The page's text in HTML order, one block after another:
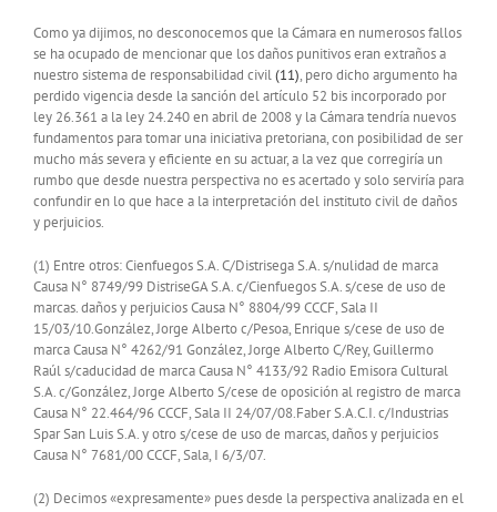
Como ya dijimos, no desconocemos que la Cámara en numerosos fallos
se ha ocupado de mencionar que los daños punitivos eran extraños a
nuestro sistema de responsabilidad civil(11), pero dicho argumento ha
perdido vigencia desde la sanción del artículo 52 bis incorporado por
ley 26.361 a la ley 24.240 en abril de 2008 y la Cámara tendría nuevos
fundamentos para tomar una iniciativa pretoriana, con posibilidad de ser
mucho más severa y eficiente en su actuar, a la vez que corregiría un
rumbo que desde nuestra perspectiva no es acertado y solo serviría para
confundir en lo que hace a la interpretación del instituto civil de daños
y perjuicios.
(1) Entre otros: Cienfuegos S.A. C/Distrisega S.A. s/nulidad de marca
Causa N° 8749/99 DistriseGA S.A. c/Cienfuegos S.A. s/cese de uso de
marcas. daños y perjuicios Causa N° 8804/99 CCCF, Sala II
15/03/10.González, Jorge Alberto c/Pesoa, Enrique s/cese de uso de
marca Causa N° 4262/91 González, Jorge Alberto C/Rey, Guillermo
Raúl s/caducidad de marca Causa N° 4133/92 Radio Emisora Cultural
S.A. c/González, Jorge Alberto S/cese de oposición al registro de marca
Causa N° 22.464/96 CCCF, Sala II 24/07/08.Faber S.A.C.I. c/Industrias
Spar San Luis S.A. y otro s/cese de uso de marcas, daños y perjuicios
Causa N° 7681/00 CCCF, Sala, I 6/3/07.
(2) Decimos «expresamente» pues desde la perspectiva analizada en el